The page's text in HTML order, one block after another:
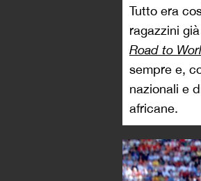
Tutto era
ragazzini
Road to
sempre e,
nazionali e
africane.